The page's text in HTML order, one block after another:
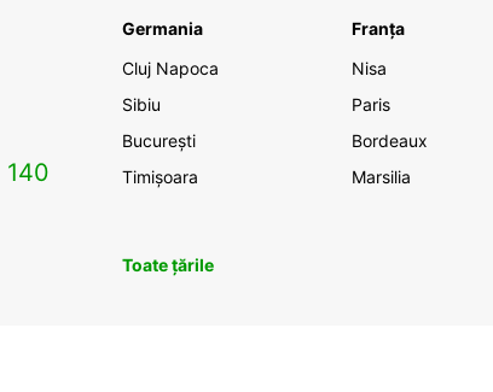
140
Germania
Cluj Napoca
Sibiu
București
Timișoara
Franța
Nisa
Paris
Bordeaux
Marsilia
Toate țările